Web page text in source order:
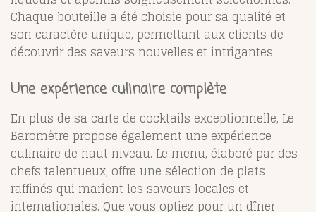
Chaque bouteille a été choisie pour sa qualité et
son caractère unique, permettant aux clients de
découvrir des saveurs nouvelles et intrigantes.
Une expérience culinaire complète
En plus de sa carte de cocktails exceptionnelle, Le
Baromètre propose également une expérience
culinaire de haut niveau. Le menu, élaboré par des
chefs talentueux, offre une sélection de plats
raffinés qui marient les saveurs locales et
internationales. Que vous optiez pour un dîner